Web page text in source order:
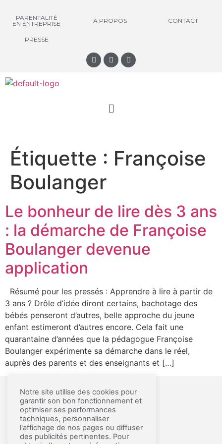
PARENTALITÉ
EN ENTREPRISE
A PROPOS CONTACT
PRESSE
Étiquette : Françoise
Boulanger
Le bonheur de lire dès 3 ans
: la démarche de Françoise
Boulanger devenue
application
Résumé pour les pressés : Apprendre à lire à partir de
3 ans ? Drôle d’idée diront certains, bachotage des
bébés penseront d’autres, belle approche du jeune
enfant estimeront d’autres encore. Cela fait une
quarantaine d’années que la pédagogue Françoise
Boulanger expérimente sa démarche dans le réel,
auprès des parents et des enseignants et […]
MENTIONS LÉGALES ET CGU
A PROPOS
CONTACT
Notre site utilise des cookies pour
garantir son bon fonctionnement et
optimiser ses performances
techniques, personnaliser
l'affichage de nos pages ou diffuser
des publicités pertinentes. Pour